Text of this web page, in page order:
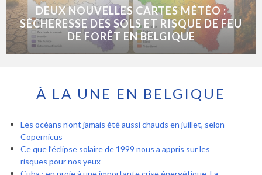
DEUX NOUVELLES CARTES MÉTÉO :
SÉCHERESSE DES SOLS ET RISQUE DE FEU
DE FORÊT EN BELGIQUE
À LA UNE EN BELGIQUE
Les océans n’ont jamais été aussi chauds en juillet, selon
Copernicus
Ce que l’éclipse solaire de 1999 nous a appris sur les
risques pour nos yeux